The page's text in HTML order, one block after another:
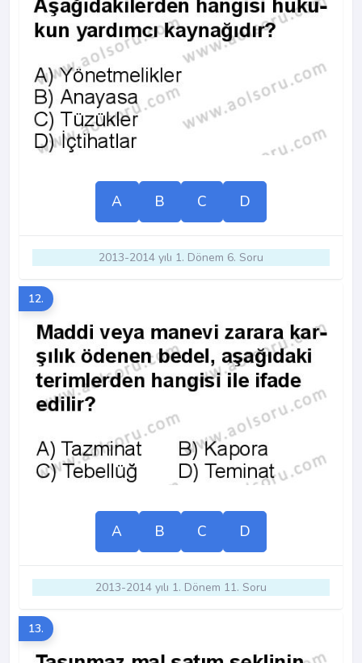
A B C D
2013-2014 yılı 1. Dönem 6. Soru
12.
A B C D
2013-2014 yılı 1. Dönem 11. Soru
13.